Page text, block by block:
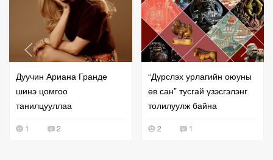
Дуучин Ариана Гранде
шинэ цомгоо
танилцууллаа
1 2
“Дүрслэх урлагийн оюуны
өв сан” тусгай үзэсгэлэнг
толилуулж байна
2 1